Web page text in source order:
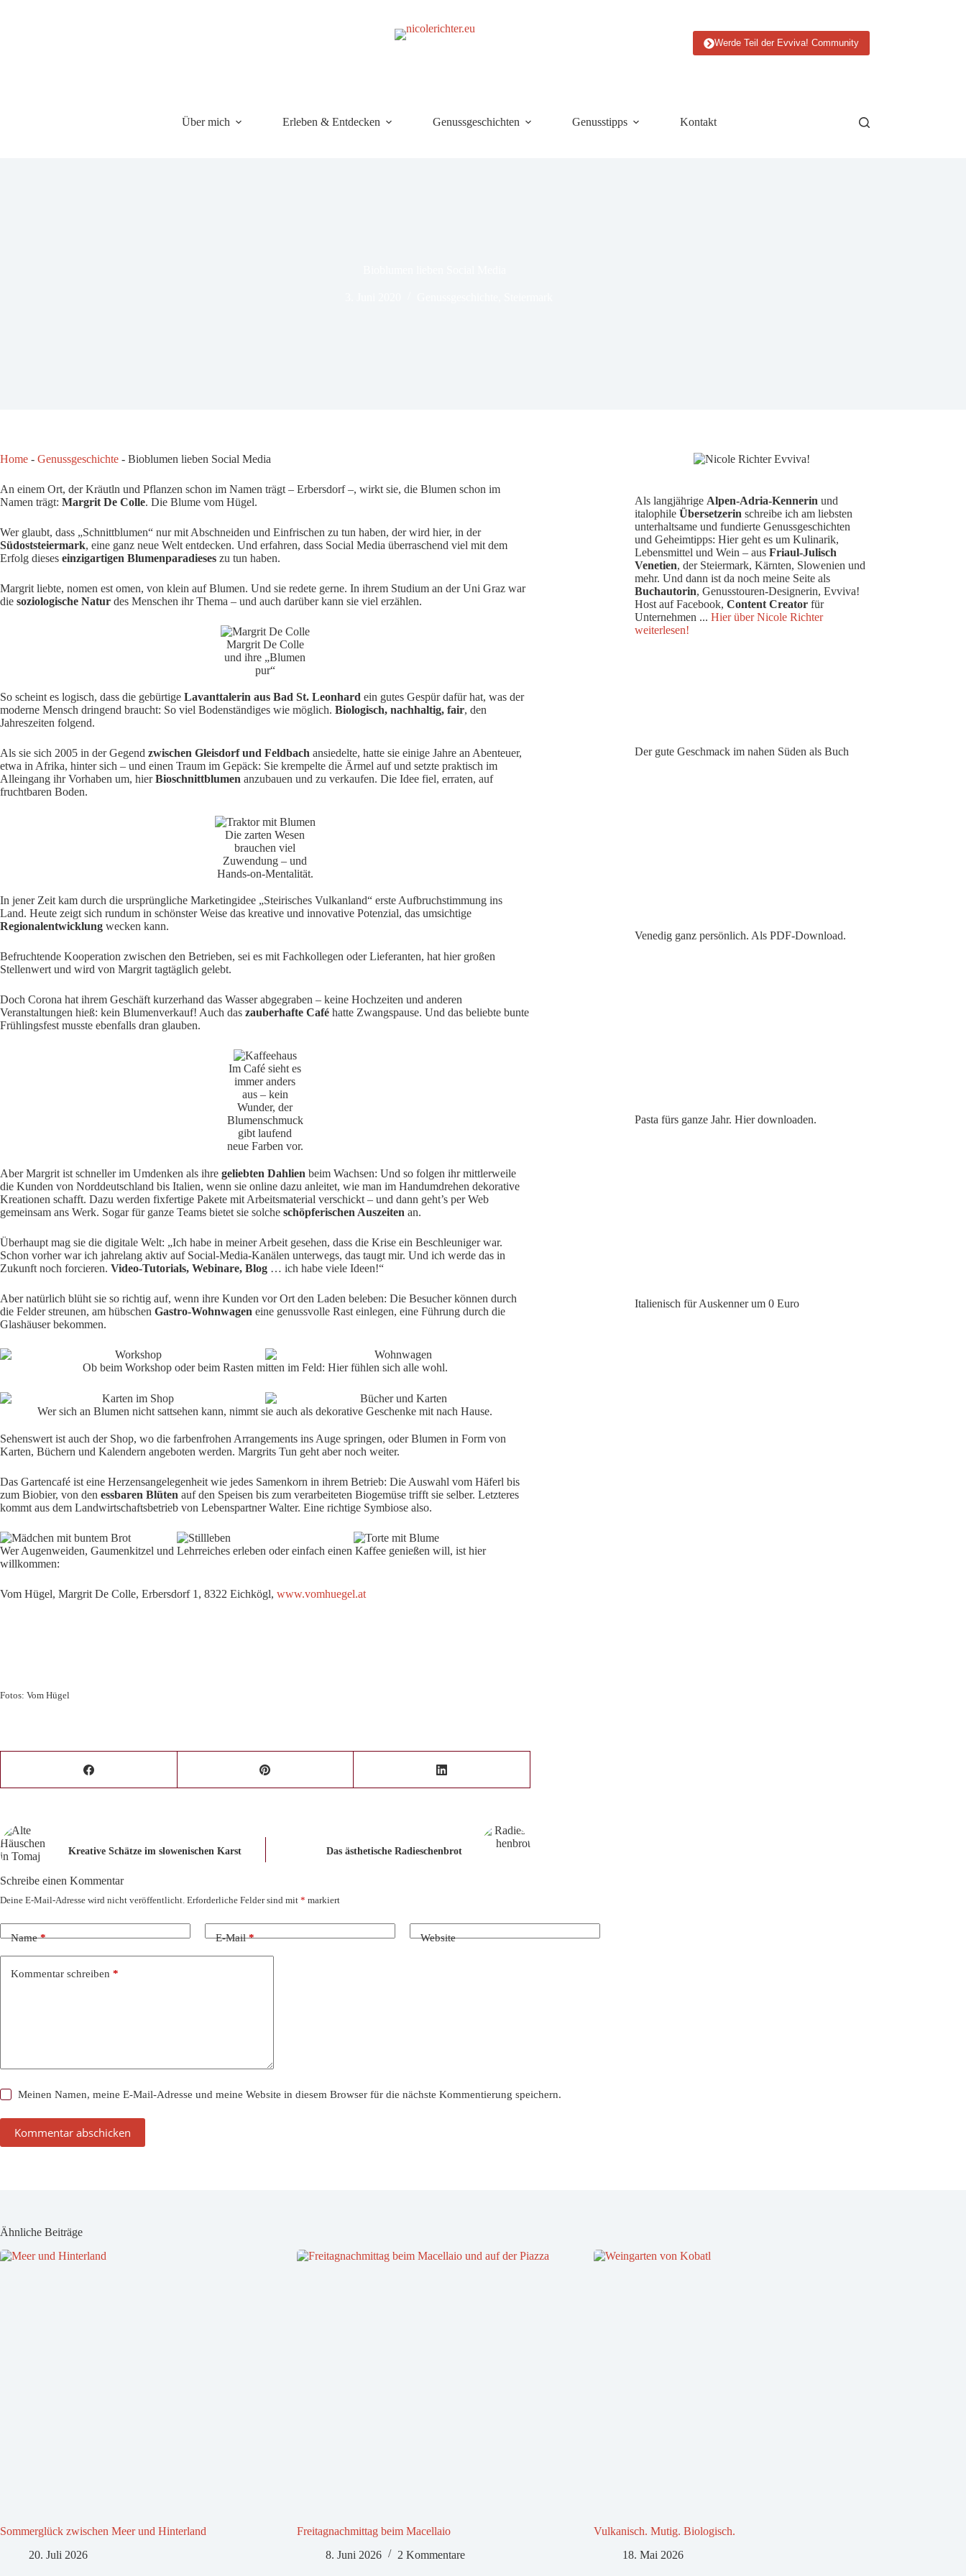
Werde Teil der Evviva! Community
Über mich Erleben & Entdecken Genussgeschichten Genusstipps Kontakt
Home - Genussgeschichte - Bioblumen lieben Social Media
An einem Ort, der Kräutln und Pflanzen schon im Namen trägt – Erbersdorf –, wirkt sie, die Blumen schon im
Namen trägt: Margrit De Colle. Die Blume vom Hügel.
Wer glaubt, dass „Schnittblumen“ nur mit Abschneiden und Einfrischen zu tun haben, der wird hier, in der
Südoststeiermark, eine ganz neue Welt entdecken. Und erfahren, dass Social Media überraschend viel mit dem
Erfolg dieses einzigartigen Blumenparadieses zu tun haben.
Margrit liebte, nomen est omen, von klein auf Blumen. Und sie redete gerne. In ihrem Studium an der Uni Graz war
die soziologische Natur des Menschen ihr Thema – und auch darüber kann sie viel erzählen.
Margrit De Colle
und ihre „Blumen
pur“
So scheint es logisch, dass die gebürtige Lavanttalerin aus Bad St. Leonhard ein gutes Gespür dafür hat, was der
moderne Mensch dringend braucht: So viel Bodenständiges wie möglich. Biologisch, nachhaltig, fair, den
Jahreszeiten folgend.
Als sie sich 2005 in der Gegend zwischen Gleisdorf und Feldbach ansiedelte, hatte sie einige Jahre an Abenteuer,
etwa in Afrika, hinter sich – und einen Traum im Gepäck: Sie krempelte die Ärmel auf und setzte praktisch im
Alleingang ihr Vorhaben um, hierBioschnittblumen anzubauen und zu verkaufen. Die Idee fiel, erraten, auf
fruchtbaren Boden.
Die zarten Wesen
brauchen viel
Zuwendung – und
Hands-on-Mentalität.
In jener Zeit kam durch die ursprüngliche Marketingidee „Steirisches Vulkanland“ erste Aufbruchstimmung ins
Land. Heute zeigt sich rundum in schönster Weise das kreative und innovative Potenzial, das umsichtige
Regionalentwicklung wecken kann.
Befruchtende Kooperation zwischen den Betrieben, sei es mit Fachkollegen oder Lieferanten, hat hier großen
Stellenwert und wird von Margrit tagtäglich gelebt.
Doch Corona hat ihrem Geschäft kurzerhand das Wasser abgegraben – keine Hochzeiten und anderen
Veranstaltungen hieß: kein Blumenverkauf! Auch das zauberhafte Café hatte Zwangspause. Und das beliebte bunte
Frühlingsfest musste ebenfalls dran glauben.
Im Café sieht es
immer anders
aus – kein
Wunder, der
Blumenschmuck
gibt laufend
neue Farben vor.
Aber Margrit ist schneller im Umdenken als ihre geliebten Dahlien beim Wachsen: Und so folgen ihr mittlerweile
die Kunden von Norddeutschland bis Italien, wenn sie online dazu anleitet, wie man im Handumdrehen dekorative
Kreationen schafft. Dazu werden fixfertige Pakete mit Arbeitsmaterial verschickt – und dann geht’s per Web
gemeinsam ans Werk. Sogar für ganze Teams bietet sie solche schöpferischen Auszeiten an.
Überhaupt mag sie die digitale Welt: „Ich habe in meiner Arbeit gesehen, dass die Krise ein Beschleuniger war.
Schon vorher war ich jahrelang aktiv auf Social-Media-Kanälen unterwegs, das taugt mir. Und ich werde das in
Zukunft noch forcieren. Video-Tutorials, Webinare, Blog … ich habe viele Ideen!“
Aber natürlich blüht sie so richtig auf, wenn ihre Kunden vor Ort den Laden beleben: Die Besucher können durch
die Felder streunen, am hübschen Gastro-Wohnwagen eine genussvolle Rast einlegen, eine Führung durch die
Glashäuser bekommen.
Ob beim Workshop oder beim Rasten mitten im Feld: Hier fühlen sich alle wohl.
Wer sich an Blumen nicht sattsehen kann, nimmt sie auch als dekorative Geschenke mit nach Hause.
Sehenswert ist auch der Shop, wo die farbenfrohen Arrangements ins Auge springen, oder Blumen in Form von
Karten, Büchern und Kalendern angeboten werden. Margrits Tun geht aber noch weiter.
Das Gartencafé ist eine Herzensangelegenheit wie jedes Samenkorn in ihrem Betrieb: Die Auswahl vom Häferl bis
zum Biobier, von den essbaren Blüten auf den Speisen bis zum verarbeiteten Biogemüse trifft sie selber. Letzteres
kommt aus dem Landwirtschaftsbetrieb von Lebenspartner Walter. Eine richtige Symbiose also.
Wer Augenweiden, Gaumenkitzel und Lehrreiches erleben oder einfach einen Kaffee genießen will, ist hier
willkommen:
Vom Hügel, Margrit De Colle, Erbersdorf 1, 8322 Eichkögl, www.vomhuegel.at
Fotos: Vom Hügel
Kreative Schätze im slowenischen Karst Das ästhetische Radieschenbrot
Schreibe einen Kommentar
Deine E-Mail-Adresse wird nicht veröffentlicht. Erforderliche Felder sind mit * markiert
Name* E-Mail* Website
Kommentar schreiben *
Meinen Namen, meine E-Mail-Adresse und meine Website in diesem Browser für die nächste Kommentierung speichern.
Kommentar abschicken
Als langjährige Alpen-Adria-Kennerin und
italophileÜbersetzerin schreibe ich am liebsten
unterhaltsame und fundierte Genussgeschichten
und Geheimtipps: Hier geht es um Kulinarik,
Lebensmittel und Wein – ausFriaul-Julisch
Venetien, der Steiermark, Kärnten, Slowenien und
mehr. Und dann ist da noch meine Seite als
Buchautorin, Genusstouren-Designerin, Evviva!
Host auf Facebook,Content Creator für
Unternehmen ...Hier über Nicole Richter
weiterlesen!
Der gute Geschmack im nahen Süden als Buch
Venedig ganz persönlich. Als PDF-Download.
Pasta fürs ganze Jahr. Hier downloaden.
Italienisch für Auskenner um 0 Euro
Ähnliche Beiträge
Sommerglück zwischen Meer und Hinterland
20. Juli 2026
Freitagnachmittag beim Macellaio
8. Juni 2026
2 Kommentare
Vulkanisch. Mutig. Biologisch.
18. Mai 2026